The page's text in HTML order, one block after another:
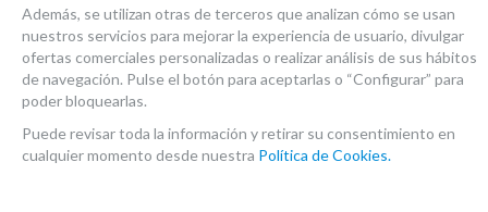
17,50€
21.00% IVA incluido
- +
unidad
Además, se utilizan otras de terceros que analizan cómo se usan
nuestros servicios para mejorar la experiencia de usuario, divulgar
ofertas comerciales personalizadas o realizar análisis de sus hábitos
de navegación. Pulse el botón para aceptarlas o “Configurar” para
poder bloquearlas.
Puede revisar toda la información y retirar su consentimiento en
cualquier momento desde nuestra Política de Cookies.